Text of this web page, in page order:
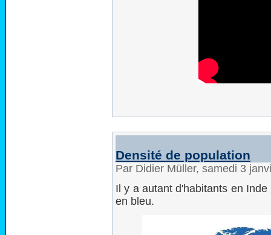
Densité de population
Par Didier Müller, samedi 3
Il y a autant d'habitants en
en bleu.